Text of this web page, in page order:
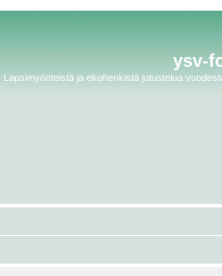
ysv-
Lapsimyönteistä ja ekohenkistä jutustelua